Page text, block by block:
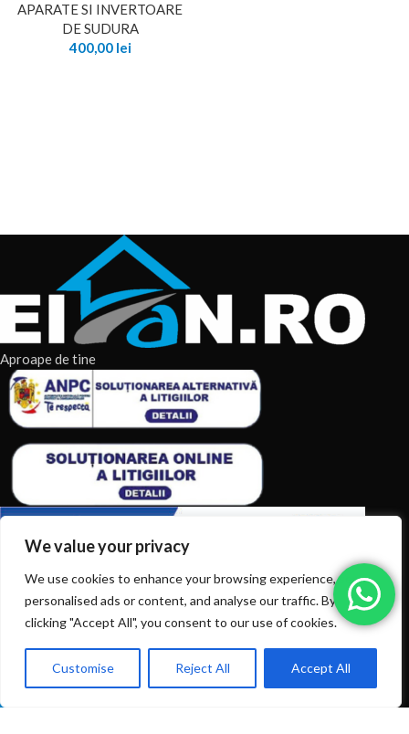
We value your privacy
We use cookies to enhance your browsing experience, serve
personalised ads or content, and analyse our traffic. By
clicking "Accept All", you consent to our use of cookies.
Customise Reject All Accept All
Ai intrebări? Sună la: +40720366616
APARATE SI INVERTOARE
DE SUDURA
400,00 lei
Aproape de tine
ARTICOLE RECENTE
CATEGORII DE PRODUSE
CATEGORII DE PRODUSE
0